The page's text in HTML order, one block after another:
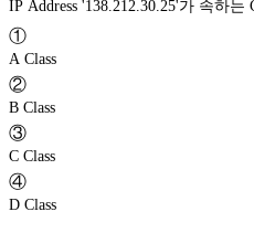
①
A Class
②
B Class
③
C Class
④
D Class